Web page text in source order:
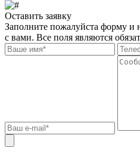
Оставить заявку
Заполните пожалуйста форму и
с вами. Все поля являются